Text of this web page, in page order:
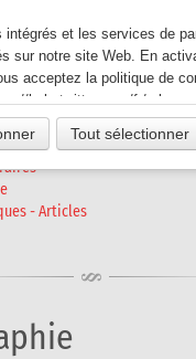
(1933 - 2022)
- Articles
intégrés et les services de
sur notre site Web. En
acceptez la politique de
help.twitter.com/fr/rules-
Tout sélectionner